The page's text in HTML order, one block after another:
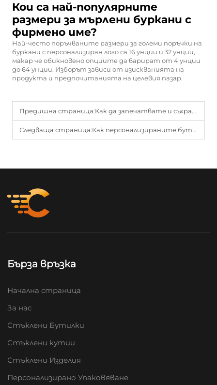
Кои са най-популярните
размери за мърлени буркани с
фирмено име?
Най-често поръчваните размери за големи поръчки на
буркани с персонализиран лого са 16 унции и 32 унции,
макар че обикновено опциите да варират от 4 унции
до 64 унции. Изборът зависи от изискванията на
продукта и предпочитанията на целевия пазар.
Предишна страница:Как да запечатвате и съхранявате правилно течности в бостън бутилки
Следваща страница:Как персонализираните бутилки за напитки подобряват брандирането
Бърза връзка
Начална страница
За нас
Стъклени Бутилки
Стъклени кутии
Стъклени Изделия
Персонализирано Упаковяване